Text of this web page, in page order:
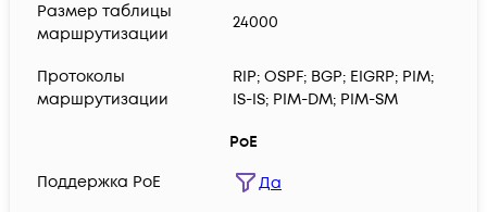
Размер таблицы
маршрутизации
24000
Протоколы
маршрутизации
RIP; OSPF; BGP; EIGRP; PIM;
IS-IS; PIM-DM; PIM-SM
PoE
Поддержка PoE
Да